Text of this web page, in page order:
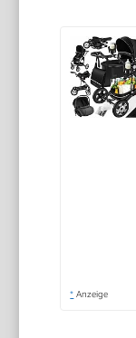
* Anzeige